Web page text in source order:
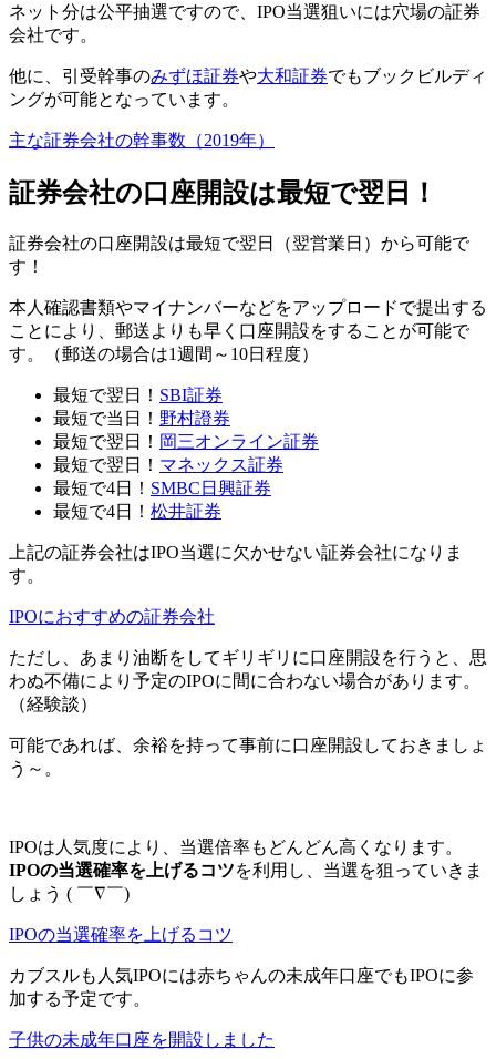
ネット分は公平抽選ですので、 IPO当選狙いには穴場の証券
会社です。
他に、引受幹事のみずほ証券や大和証券でもブックビルディ
ングが可能となっています。
主な証券会社の幹事数（2019年）
証券会社の口座開設は最短で翌日！
証券会社の口座開設は最短で翌日（翌営業日） から可能で
す！
本人確認書類やマイナンバーなどをアップロードで提出する
ことにより、郵送よりも早く口座開設をすることが可能で
す。
（郵送の場合は1週間～10日程度）
最短で翌日！ SBI証券
最短で当日！ 野村證券
最短で翌日！ 岡三オンライン証券
最短で翌日！ マネックス証券
最短で4日！ SMBC日興証券
最短で4日！ 松井証券
上記の証券会社はIPO当選に欠かせない証券会社になりま
す。
IPOにおすすめの証券会社
ただし、あまり油断をしてギリギリに口座開設を行うと、思
わぬ不備により予定のIPOに間に合わない場合があります。
（経験談）
可能であれば、余裕を持って事前に口座開設しておきましょ
う～。
IPOは人気度により、当選倍率もどんどん高くなります。
IPOの当選確率を上げるコツを利用し、当選を狙っていきま
しょう ( ￣∇￣)
IPOの当選確率を上げるコツ
カブスルも人気IPOには赤ちゃんの未成年口座でもIPOに参
加する予定です。
子供の未成年口座を開設しました